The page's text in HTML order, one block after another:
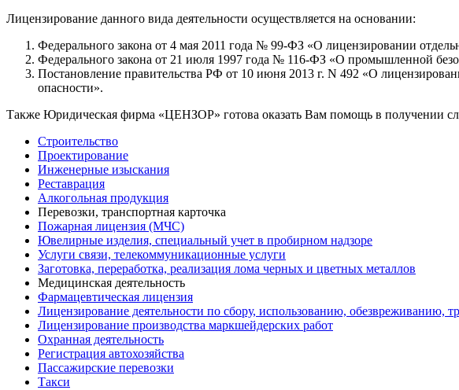
Лицензирование данного вида деятельности осуществляется на основании:
Федерального закона от 4 мая 2011 года № 99-ФЗ «О лицензировании
Федерального закона от 21 июля 1997 года № 116-ФЗ «О промышленной
Постановление правительства РФ от 10 июня 2013 г. N 492 «О
опасности».
Также Юридическая фирма «ЦЕНЗОР» готова оказать Вам помощь в получении
Строительство
Проектирование
Инженерные изыскания
Реставрация
Алкогольная продукция
Перевозки, транспортная карточка
Пожарная лицензия (МЧС)
Ювелирные изделия, специальный учет в пробирном надзоре
Услуги связи, телекоммуникационные услуги
Заготовка, переработка, реализация лома черных и цветных металлов
Медицинская деятельность
Фармацевтическая лицензия
Лицензирование деятельности по сбору, использованию, обезвреживанию,
Лицензирование производства маркшейдерских работ
Охранная деятельность
Регистрация автохозяйства
Пассажирские перевозки
Такси